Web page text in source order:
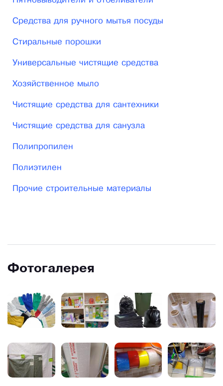
Средства для ручного мытья посуды
Стиральные порошки
Универсальные чистящие средства
Хозяйственное мыло
Чистящие средства для сантехники
Чистящие средства для санузла
Полипропилен
Полиэтилен
Прочие строительные материалы
Фотогалерея